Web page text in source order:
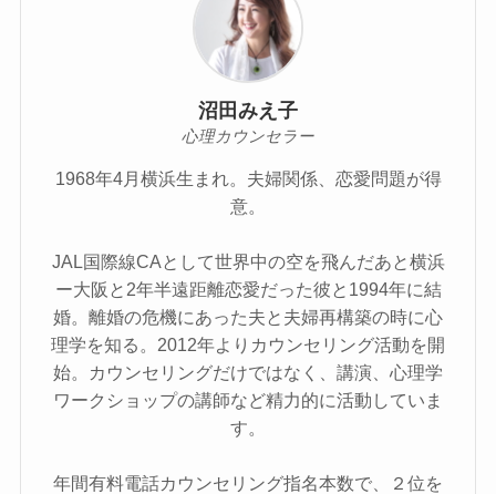
沼田みえ子
心理カウンセラー
1968年4月横浜生まれ。夫婦関係、恋愛問題が得
意。
JAL国際線CAとして世界中の空を飛んだあと横浜
ー大阪と2年半遠距離恋愛だった彼と1994年に結
婚。離婚の危機にあった夫と夫婦再構築の時に心
理学を知る。2012年よりカウンセリング活動を開
始。カウンセリングだけではなく、講演、心理学
ワークショップの講師など精力的に活動していま
す。
年間有料電話カウンセリング指名本数で、２位を